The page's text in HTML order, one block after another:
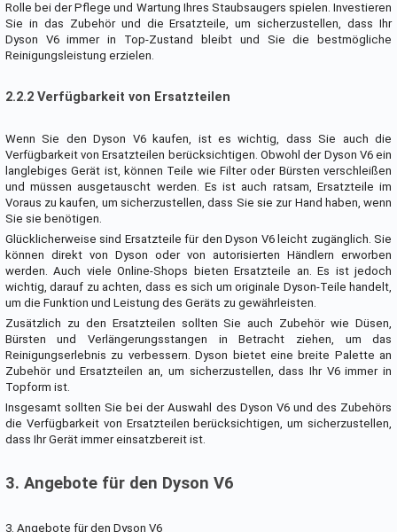
Rolle bei der Pflege und Wartung Ihres Staubsaugers spielen. Investieren
Sie in das Zubehör und die Ersatzteile, um sicherzustellen, dass Ihr
Dyson V6 immer in Top-Zustand bleibt und Sie die bestmögliche
Reinigungsleistung erzielen.
2.2.2 Verfügbarkeit von Ersatzteilen
Wenn Sie den Dyson V6 kaufen, ist es wichtig, dass Sie auch die
Verfügbarkeit von Ersatzteilen berücksichtigen. Obwohl der Dyson V6 ein
langlebiges Gerät ist, können Teile wie Filter oder Bürsten verschleißen
und müssen ausgetauscht werden. Es ist auch ratsam, Ersatzteile im
Voraus zu kaufen, um sicherzustellen, dass Sie sie zur Hand haben, wenn
Sie sie benötigen.
Glücklicherweise sind Ersatzteile für den Dyson V6 leicht zugänglich. Sie
können direkt von Dyson oder von autorisierten Händlern erworben
werden. Auch viele Online-Shops bieten Ersatzteile an. Es ist jedoch
wichtig, darauf zu achten, dass es sich um originale Dyson-Teile handelt,
um die Funktion und Leistung des Geräts zu gewährleisten.
Zusätzlich zu den Ersatzteilen sollten Sie auch Zubehör wie Düsen,
Bürsten und Verlängerungsstangen in Betracht ziehen, um das
Reinigungserlebnis zu verbessern. Dyson bietet eine breite Palette an
Zubehör und Ersatzteilen an, um sicherzustellen, dass Ihr V6 immer in
Topform ist.
Insgesamt sollten Sie bei der Auswahl des Dyson V6 und des Zubehörs
die Verfügbarkeit von Ersatzteilen berücksichtigen, um sicherzustellen,
dass Ihr Gerät immer einsatzbereit ist.
3. Angebote für den Dyson V6
3. Angebote für den Dyson V6